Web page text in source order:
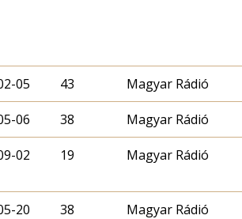
05 43 Magyar Rádió
06 38 Magyar Rádió
02 19 Magyar Rádió
20 38 Magyar Rádió